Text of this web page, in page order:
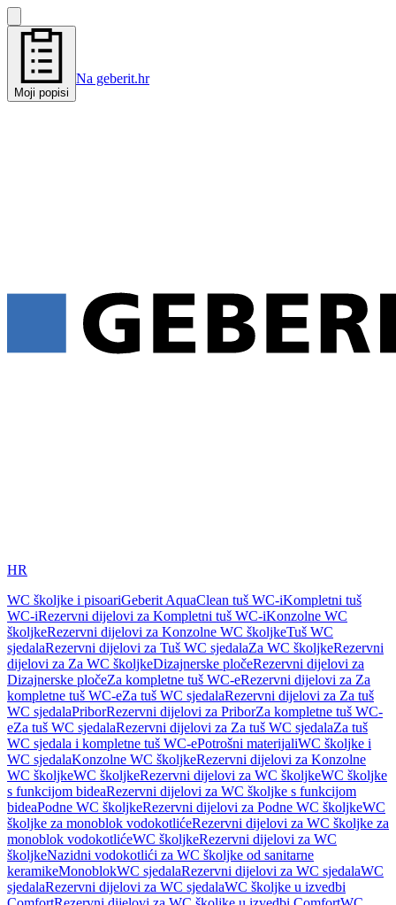
Moji popisi
Na geberit.hr
HR
WC školjke i pisoariGeberit AquaClean tuš WC-iKompletni tuš
WC-iRezervni dijelovi za Kompletni tuš WC-iKonzolne WC
školjkeRezervni dijelovi za Konzolne WC školjkeTuš WC
sjedalaRezervni dijelovi za Tuš WC sjedalaZa WC školjkeRezervni
dijelovi za Za WC školjkeDizajnerske pločeRezervni dijelovi za
Dizajnerske pločeZa kompletne tuš WC-eRezervni dijelovi za Za
kompletne tuš WC-eZa tuš WC sjedalaRezervni dijelovi za Za tuš
WC sjedalaPriborRezervni dijelovi za PriborZa kompletne tuš WC-
eZa tuš WC sjedalaRezervni dijelovi za Za tuš WC sjedalaZa tuš
WC sjedala i kompletne tuš WC-ePotrošni materijaliWC školjke i
WC sjedalaKonzolne WC školjkeRezervni dijelovi za Konzolne
WC školjkeWC školjkeRezervni dijelovi za WC školjkeWC školjke
s funkcijom bideaRezervni dijelovi za WC školjke s funkcijom
bideaPodne WC školjkeRezervni dijelovi za Podne WC školjkeWC
školjke za monoblok vodokotlićeRezervni dijelovi za WC školjke za
monoblok vodokotlićeWC školjkeRezervni dijelovi za WC
školjkeNazidni vodokotlići za WC školjke od sanitarne
keramikeMonoblokWC sjedalaRezervni dijelovi za WC sjedalaWC
sjedalaRezervni dijelovi za WC sjedalaWC školjke u izvedbi